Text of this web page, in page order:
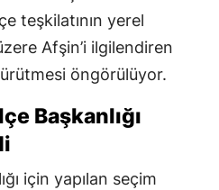
teşkilatının yerel
Afşin’i ilgilendiren
öngörülüyor.
Başkanlığı
için yapılan seçim